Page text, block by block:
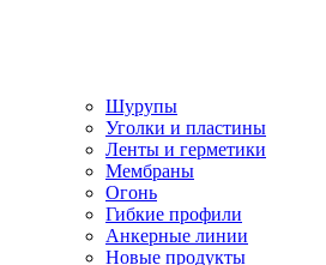
Шурупы
Уголки и пластины
Ленты и герметики
Мембраны
Огонь
Гибкие профили
Анкерные линии
Hовые продукты